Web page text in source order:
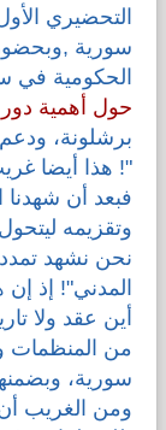
التحضيري
سورية
الحكومية في
حول أهمية دور
برشلونة،
"! هذا أيضا
فبعد أن
وتقزيمه
نحن نشهد
المدني"! إذ إن
أين عقد ولا
من المنظمات
سورية،
ومن الغريب أن